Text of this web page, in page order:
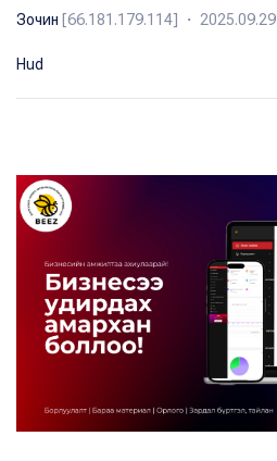
Зочин [66.181.179.114] ・ 2025.09.29
Hud